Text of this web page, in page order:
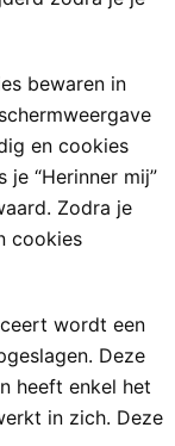
bewaren in
en cookies
“Herinner mij”
Zodra je
cookies
wordt een
Deze
heeft enkel het
in zich. Deze